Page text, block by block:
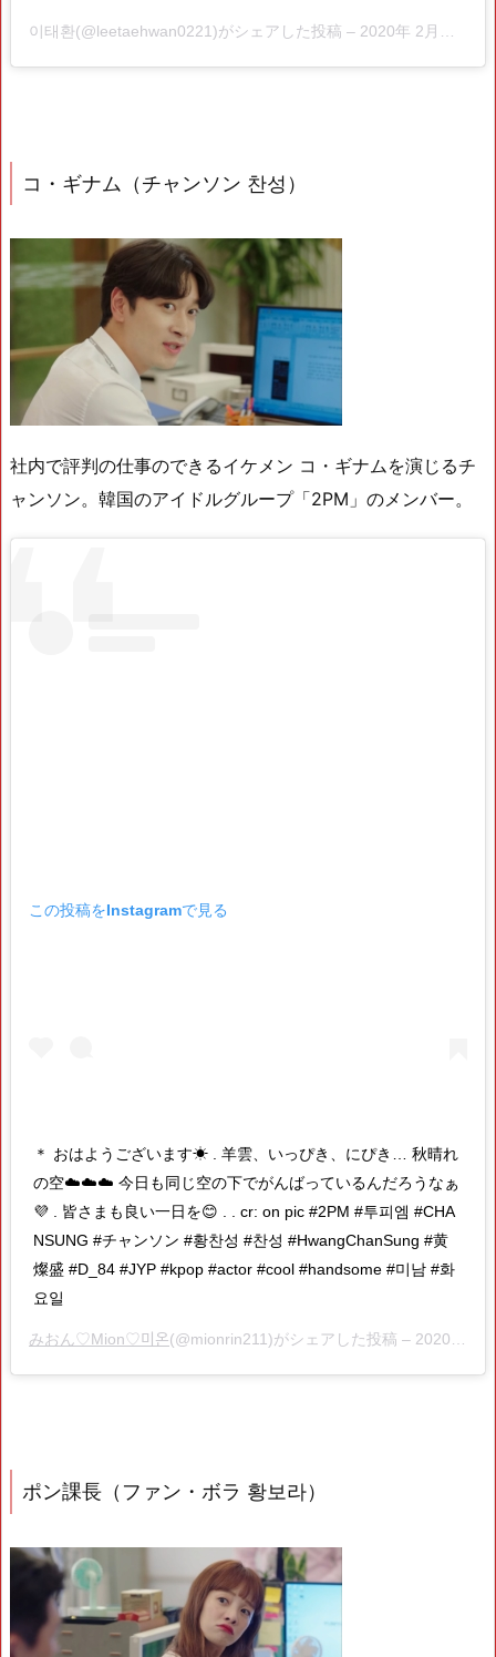
이태환(@leetaehwan0221)がシェアした投稿 – 2020年 2月月7日午前12時12分PST
コ・ギナム（チャンソン 찬성）
社内で評判の仕事のできるイケメン コ・ギナムを演じるチ
ャンソン。韓国のアイドルグループ「2PM」のメンバー。
この投稿をInstagramで見る
＊ おはようございます☀ . 羊雲、いっぴき、にぴき… 秋晴れ
の空☁️☁️☁️ 今日も同じ空の下でがんばっているんだろうなぁ
💜 . 皆さまも良い一日を😊 . . cr: on pic #2PM #투피엠 #CHA
NSUNG #チャンソン #황찬성 #찬성 #HwangChanSung #黄
燦盛 #D_84 #JYP #kpop #actor #cool #handsome #미남 #화
요일
みおん♡Mion♡미온(@mionrin211)がシェアした投稿 – 2020年10月月12日午後4時06分PDT
ポン課長（ファン・ボラ 황보라）